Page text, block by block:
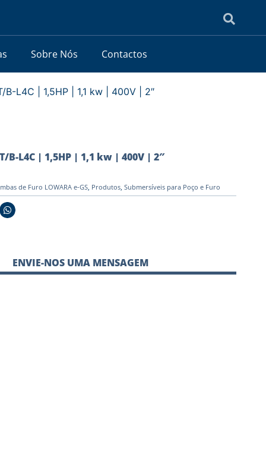
Sobre Nós Contactos
B-L4C | 1,5HP | 1,1 kw | 400V | 2″
B-L4C | 1,5HP | 1,1 kw | 400V | 2″
de Furo LOWARA e-GS, Produtos, Submersíveis para Poço e Furo
ENVIE-NOS UMA MENSAGEM